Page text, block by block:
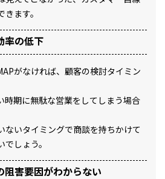
ます。
率の低下
がなければ、顧客の検討タイミン
時期に無駄な営業をしてしまう場合
ないタイミングで商談を持ちかけて
しょう。
阻害要因がわからない